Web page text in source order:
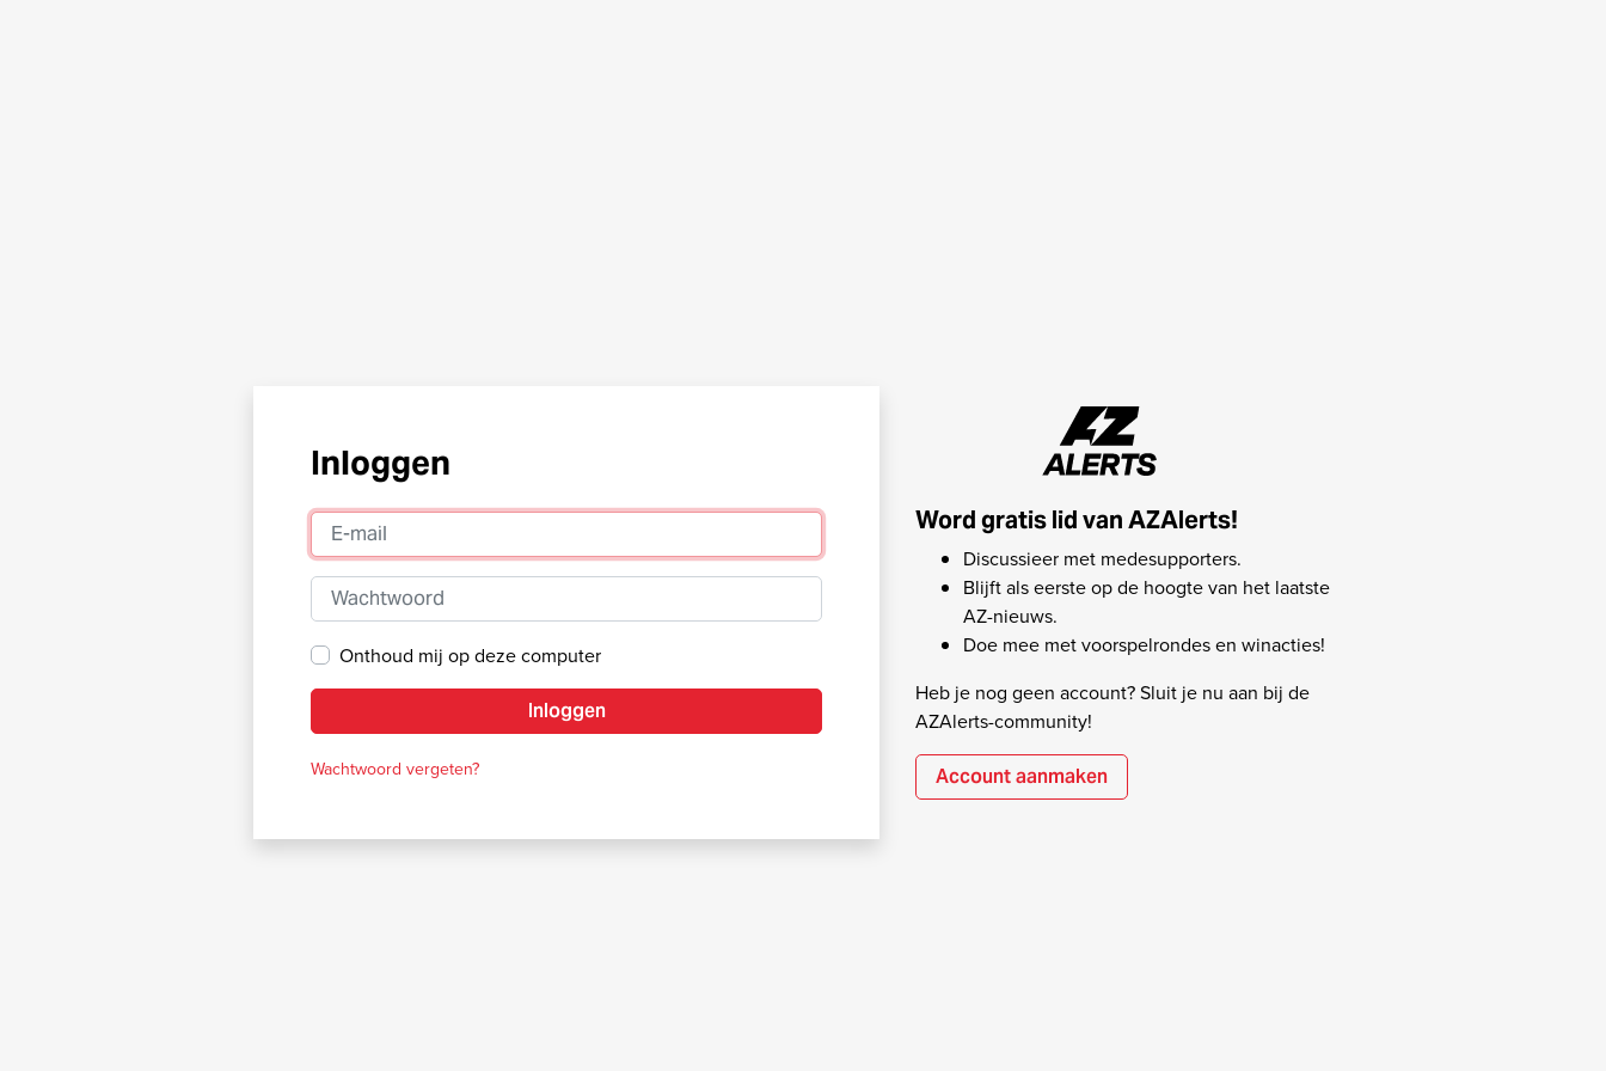
Inloggen
E-mail
Wachtwoord
Onthoud mij op deze computer
Inloggen
Wachtwoord vergeten?
Word gratis lid van AZAlerts!
Discussieer met medesupporters.
Blijft als eerste op de hoogte van het laatste
AZ-nieuws.
Doe mee met voorspelrondes en winacties!
Heb je nog geen account? Sluit je nu aan bij de
AZAlerts-community!
Account aanmaken